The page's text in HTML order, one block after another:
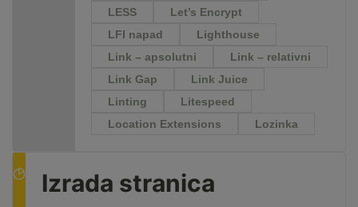
LESS
Let’s Encrypt
LFI napad
Lighthouse
Link – apsolutni
Link – relativni
Link Gap
Link Juice
Linting
Litespeed
Location Extensions
Lozinka
Izrada stranica